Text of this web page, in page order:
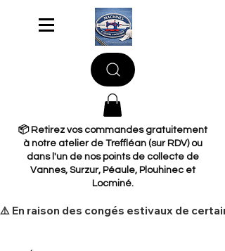
📦 Retirez vos commandes gratuitement
à notre atelier de Treffléan (sur RDV) ou
dans l'un de nos points de collecte de
Vannes, Surzur, Péaule, Plouhinec et
Locminé.
​⚠️ En raison des congés estivaux de